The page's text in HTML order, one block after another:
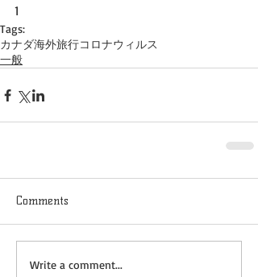
1
Tags:
カナダ海外旅行コロナウィルス
一般
Comments
Write a comment...